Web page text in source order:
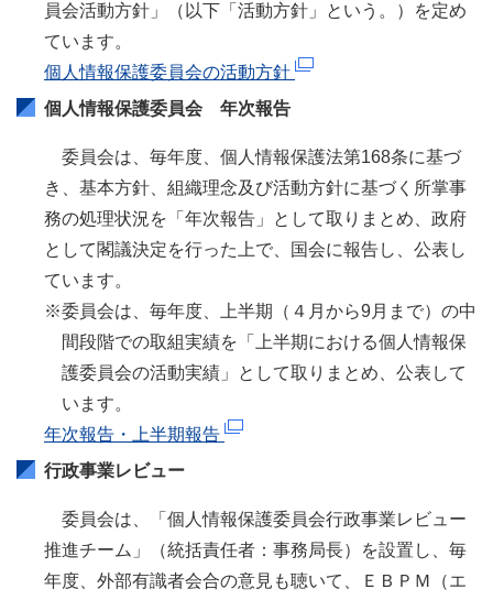
員会活動方針」（以下「活動方針」という。）を定め
ています。
個人情報保護委員会の活動方針
個人情報保護委員会 年次報告
委員会は、毎年度、個人情報保護法第168条に基づ
き、基本方針、組織理念及び活動方針に基づく所掌事
務の処理状況を「年次報告」として取りまとめ、政府
として閣議決定を行った上で、国会に報告し、公表し
ています。
※委員会は、毎年度、上半期（４月から9月まで）の中
間段階での取組実績を「上半期における個人情報保
護委員会の活動実績」として取りまとめ、公表して
います。
年次報告・上半期報告
行政事業レビュー
委員会は、「個人情報保護委員会行政事業レビュー
推進チーム」（統括責任者：事務局長）を設置し、毎
年度、外部有識者会合の意見も聴いて、ＥＢＰＭ（エ